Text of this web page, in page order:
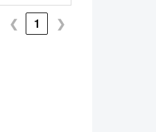
❮ 1 ❯